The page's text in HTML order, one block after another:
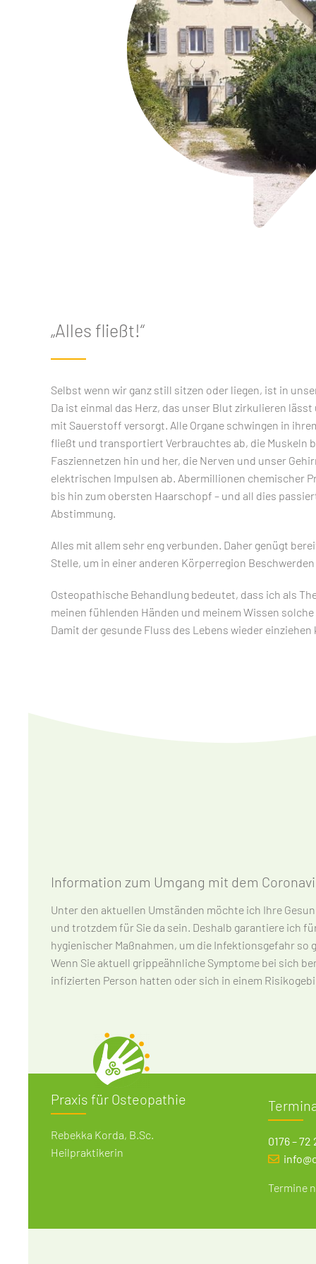
„Alles fließt!“
Selbst wenn wir ganz still sitzen oder liegen, ist in
Da ist einmal das Herz, das unser Blut zirkulieren
mit Sauerstoff versorgt. Alle Organe schwingen in
fließt und transportiert Verbrauchtes ab, die Muskeln
Fasziennetzen hin und her, die Nerven und unser
elektrischen Impulsen ab. Abermillionen chemischer
bis hin zum obersten Haarschopf – und all dies
Abstimmung.
Alles mit allem sehr eng verbunden. Daher genügt
Stelle, um in einer anderen Körperregion
Osteopathische Behandlung bedeutet, dass ich als
meinen fühlenden Händen und meinem Wissen
Damit der gesunde Fluss des Lebens wieder einziehen
Information zum Umgang mit dem
Unter den aktuellen Umständen möchte ich Ihre
und trotzdem für Sie da sein. Deshalb garantiere ich
hygienischer Maßnahmen, um die Infektionsgefahr so
Wenn Sie aktuell grippeähnliche Symptome bei sich
infizierten Person hatten oder sich in einem
ich Sie, von einem Besuch in meiner Praxis zunächst
mich telefonisch oder per E-Mail und ich helfe Ihnen gerne
Praxis für Osteopathie
Rebekka Korda, B.Sc.
Heilpraktikerin
0176 – 72
Termine